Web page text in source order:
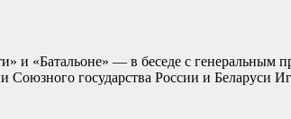
и «Батальоне» — в беседе с генеральным
Союзного государства России и Беларуси